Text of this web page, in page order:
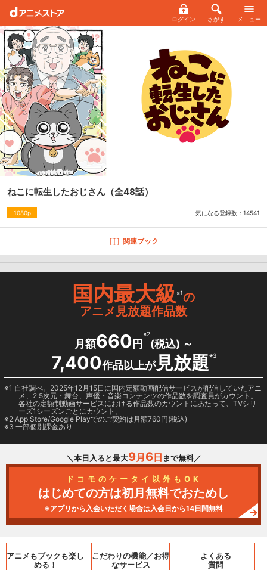
ログイン さがす メニュー
ねこに転生したおじさん （全48話）
1080p 気になる登録数： 14541
関連ブック
国内最大級※1の
アニメ見放題作品数
月額660 円
※2
(税込) ～
7,400作品以上が見放題※3
1 自社調べ。2025年12月15日に国内定額動画配信サービスが配信していたアニ
メ、2.5次元・舞台、声優・音楽コンテンツの作品数を調査員がカウント。
各社の定額制動画サービスにおける作品数のカウントにあたって、TVシリ
ーズ1シーズンごとにカウント。
2 App Store/Google Playでのご契約は月額760円(税込)
3 一部個別課金あり
＼本日入ると最大9月 6日 まで無料／
ドコモのケータイ以外もOK
はじめての方は初月無料でおためし
※アプリから入会いただく場合は入会日から14日間無料
アニメもブックも楽し
める！
こだわりの機能／お得
なサービス
よくある
質問